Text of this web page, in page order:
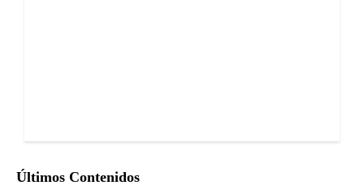
Últimos Contenidos